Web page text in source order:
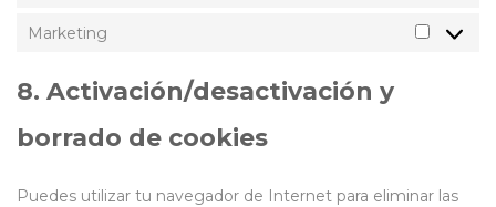
Marketing
8. Activación/desactivación y
borrado de cookies
Puedes utilizar tu navegador de Internet para eliminar las